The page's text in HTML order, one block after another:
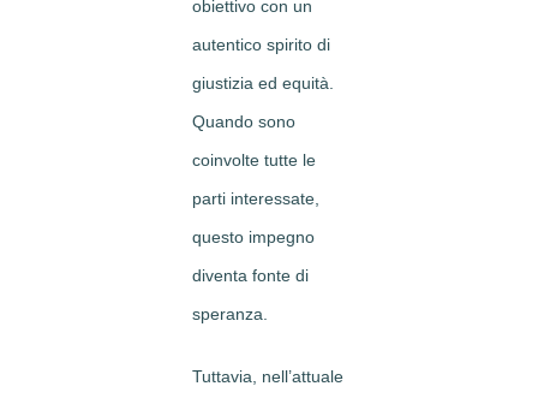
obiettivo con un
autentico spirito di
giustizia ed equità.
Quando sono
coinvolte tutte le
parti interessate,
questo impegno
diventa fonte di
speranza.
Tuttavia, nell’attuale